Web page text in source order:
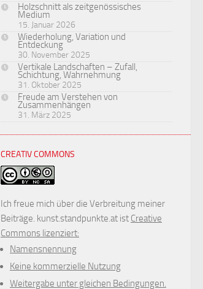
Holzschnitt als zeitgenössisches
Medium
15. Januar 2026
Wiederholung, Variation und
Entdeckung
30. November 2025
Vertikale Landschaften – Zufall,
Schichtung, Wahrnehmung
31. Oktober 2025
Freude am Verstehen von
Zusammenhängen
31. März 2025
CREATIV COMMONS
Ich freue mich über die Verbreitung meiner
Beiträge. kunst.standpunkte.at ist Creative
Commons lizenziert:
Namensnennung
Keine kommerzielle Nutzung
Weitergabe unter gleichen Bedingungen.